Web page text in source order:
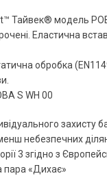
Тайвек® модель
Еластична
обробка
S WH 00
захисту
небезпечних
3 згідно з
пара «Дихає»